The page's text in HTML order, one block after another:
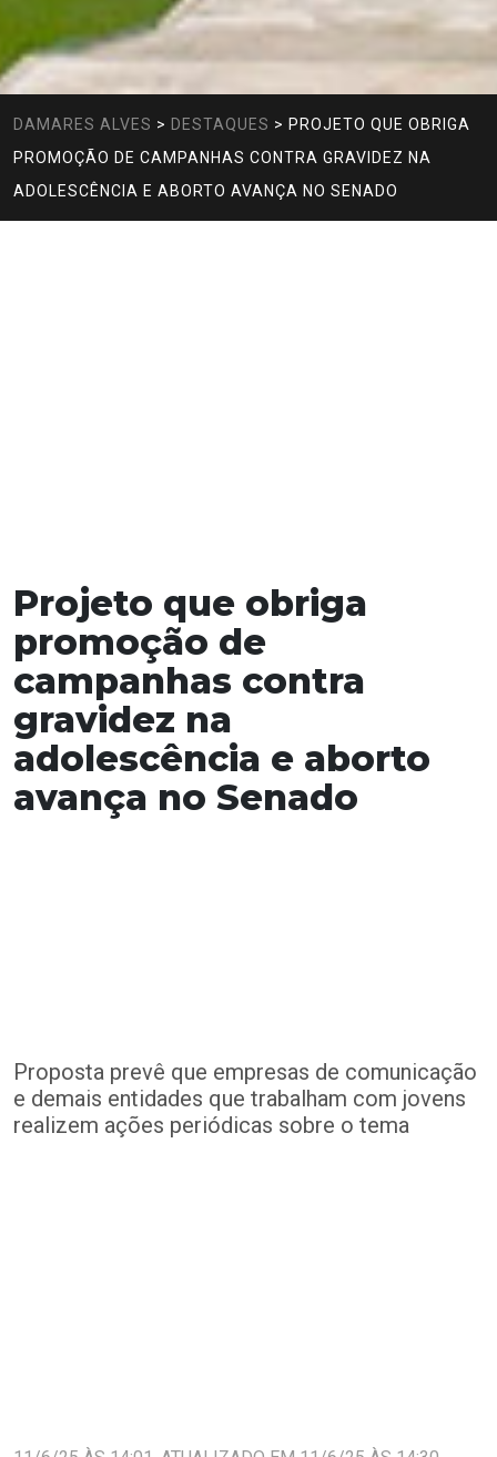
DAMARES ALVES > DESTAQUES > PROJETO QUE OBRIGA
PROMOÇÃO DE CAMPANHAS CONTRA GRAVIDEZ NA
ADOLESCÊNCIA E ABORTO AVANÇA NO SENADO
Projeto que obriga
promoção de
campanhas contra
gravidez na
adolescência e aborto
avança no Senado
Proposta prevê que empresas de comunicação
e demais entidades que trabalham com jovens
realizem ações periódicas sobre o tema